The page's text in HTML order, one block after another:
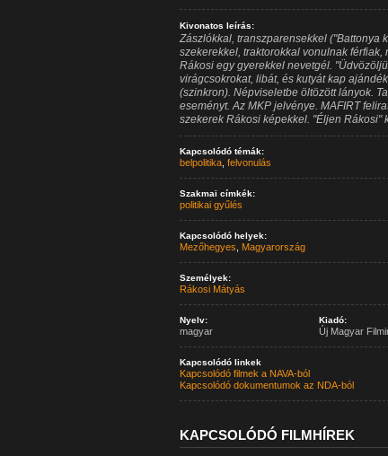
Kivonatos leírás:
Zászlókkal, transzparensekkel ("Battonya
szekerekkel, traktorokkal vonulnak
Rákosi egy gyerekkel nevetgél.
virágcsokrokat, libát, és kutyát kap
(szinkron). Népviseletbe öltözött lányok.
eseményt. Az MKP jelvénye. MAFIRT
szekerek Rákosi képekkel. "Éljen Rákosi"
Kapcsolódó témák:
belpolitika, felvonulás
Szakmai címkék:
politikai gyűlés
Kapcsolódó helyek:
Mezőhegyes Magyarország
Személyek:
Rákosi Mátyás
Nyelv:
magyar
Kiadó:
Új Magyar
Kapcsolódó linkek
Kapcsolódó filmek a NAVA-ból
Kapcsolódó dokumentumok az NDA-ból
KAPCSOLÓDÓ FILMHÍREK